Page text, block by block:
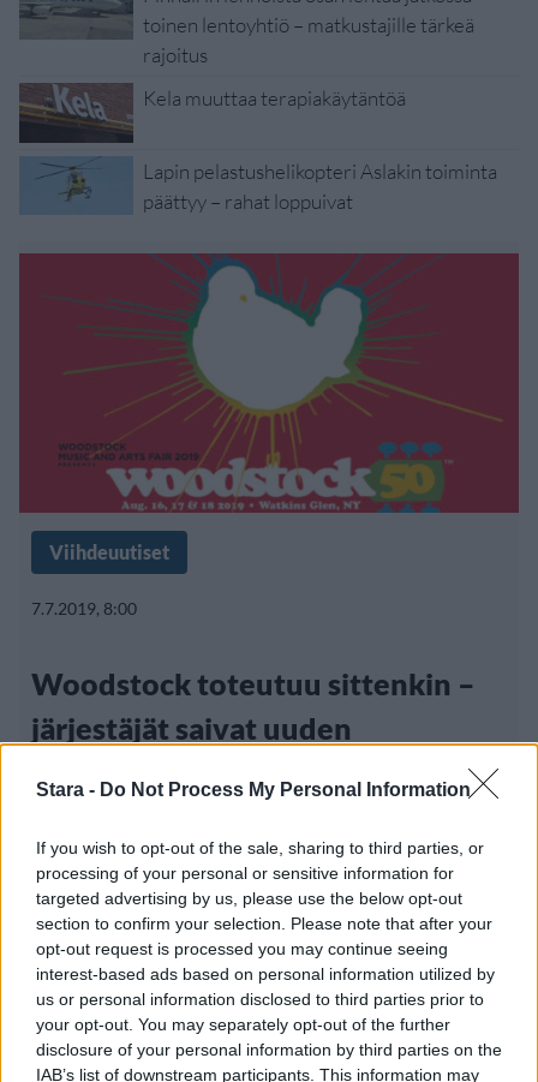
Stara - Do Not Process My Personal Information
If you wish to opt-out of the sale, sharing to third parties, or
processing of your personal or sensitive information for
targeted advertising by us, please use the below opt-out
section to confirm your selection. Please note that after your
opt-out request is processed you may continue seeing
interest-based ads based on personal information utilized by
us or personal information disclosed to third parties prior to
your opt-out. You may separately opt-out of the further
disclosure of your personal information by third parties on the
IAB’s list of downstream participants. This information may
toinen lentoyhtiö – matkustajille tärkeä
rajoitus
Kela muuttaa terapiakäytäntöä
Lapin pelastushelikopteri Aslakin toiminta
päättyy – rahat loppuivat
Viihdeuutiset
7.7.2019, 8:00
Woodstock toteutuu sittenkin –
järjestäjät saivat uuden
rahoittajan